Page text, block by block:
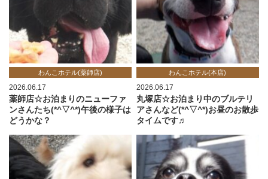
わんこホテル(薬師店)
2026.06.17
薬師店☆お泊まりのニューファ
ンさんたち(*^▽^*)午後の様子は
どうかな？
わんこホテル(本店)
2026.06.17
丸塚店☆お泊まり中のブルテリ
アさんなど(*^▽^*)お昼のお散歩
タイムです♬